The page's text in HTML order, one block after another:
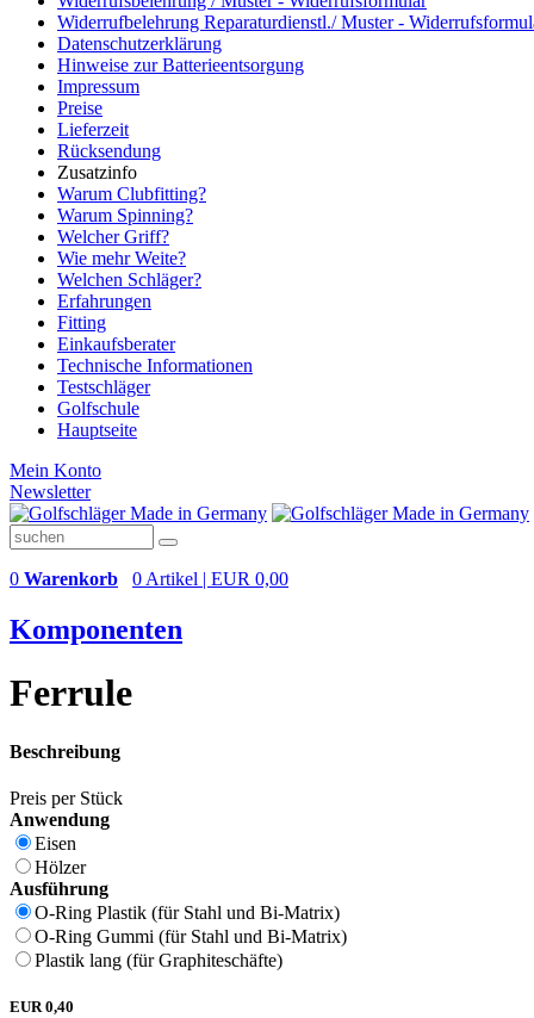
Widerrufbelehrung Reparaturdienstl./ Muster -
Datenschutzerklärung
Hinweise zur Batterieentsorgung
Impressum
Preise
Lieferzeit
Rücksendung
Zusatzinfo
Warum Clubfitting?
Warum Spinning?
Welcher Griff?
Wie mehr Weite?
Welchen Schläger?
Erfahrungen
Fitting
Einkaufsberater
Technische Informationen
Testschläger
Golfschule
Hauptseite
Mein Konto
Newsletter
0 Warenkorb 0 Artikel | EUR 0,00
Komponenten
Ferrule
Beschreibung
Preis per Stück
Anwendung
Eisen
Hölzer
Ausführung
O-Ring Plastik (für Stahl und Bi-Matrix)
O-Ring Gummi (für Stahl und Bi-Matrix)
Plastik lang (für Graphiteschäfte)
EUR0,40